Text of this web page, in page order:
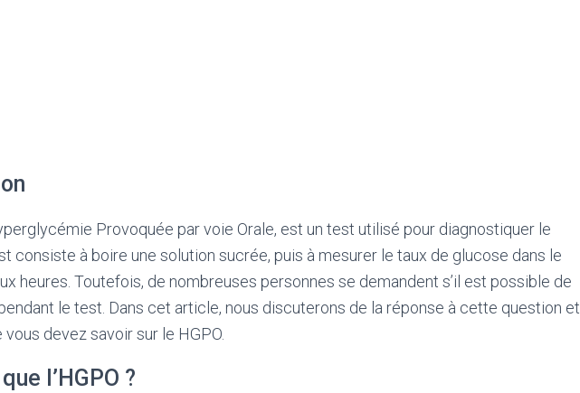
Provoquée par voie Orale, est un test utilisé pour diagnostiquer le
consiste à boire une solution sucrée, puis à mesurer le taux de glucose dans le
heures. Toutefois, de nombreuses personnes se demandent s’il est possible de
pendant le test. Dans cet article, nous discuterons de la réponse à cette question et
devez savoir sur le HGPO.
l’HGPO ?